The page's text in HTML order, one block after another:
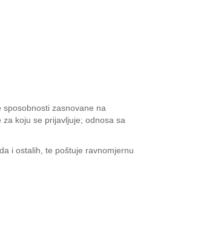
zasnovane na
koju se prijavljuje; odnosa sa
i ostalih, te poštuje ravnomjernu